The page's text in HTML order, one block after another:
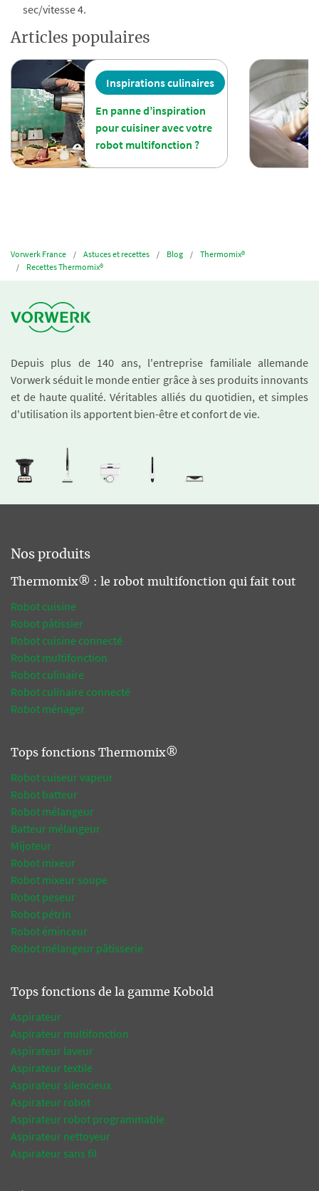
sec/vitesse 4.
Articles populaires
Inspirations culinaires
En panne d’inspiration
pour cuisiner avec votre
robot multifonction ?
Vorwerk France Astuces et recettes Blog
Thermomix®
Recettes Thermomix®
Depuis plus de 140 ans, l'entreprise familiale allemande
Vorwerk séduit le monde entier grâce à ses produits innovants
et de haute qualité. Véritables alliés du quotidien, et simples
d'utilisation ils apportent bien-être et confort de vie.
Nos produits
Thermomix® : le robot multifonction qui fait tout
Robot cuisine
Robot pâtissier
Robot cuisine connecté
Robot multifonction
Robot culinaire
Robot culinaire connecté
Robot ménager
Tops fonctions Thermomix®
Robot cuiseur vapeur
Robot batteur
Robot mélangeur
Batteur mélangeur
Mijoteur
Robot mixeur
Robot mixeur soupe
Robot peseur
Robot pétrin
Robot éminceur
Robot mélangeur pâtisserie
Tops fonctions de la gamme Kobold
Aspirateur
Aspirateur multifonction
Aspirateur laveur
Aspirateur textile
Aspirateur silencieux
Aspirateur robot
Aspirateur robot programmable
Aspirateur nettoyeur
Aspirateur sans fil